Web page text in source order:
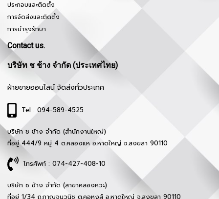
ประกอบและติดตั้ง
การจัดส่งและติดตั้ง
การบำรุงรักษา
Contact us.
บริษัท ช ช้าง จำกัด (ประเทศไทย)
ฝ่ายขายออนไลน์ จัดส่งทั่วประเทศ
Tel : 094-589-4525
บริษัท ช ช้าง จำกัด (สำนักงานใหญ่)
ที่อยู่ 444/9 หมู่ 4 ต.คลองแห อ.หาดใหญ่ จ.สงขลา 90110
โทรศัพท์ : 074-427-408-10
บริษัท ช ช้าง จำกัด (สาขาคลองหวะ)
ที่อยู่ 1/34 ถ.กาญจนวนิช ต.คอหงส์ อ.หาดใหญ่ จ.สงขลา 90110